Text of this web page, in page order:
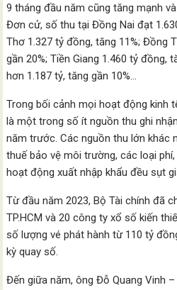
9 tháng đầu năm cũng tăng mạnh
Đơn cử, số thu tại Đồng Nai đạt
Thơ 1.327 tỷ đồng, tăng 11%; Đồng
gần 20%; Tiền Giang 1.460 tỷ đồng,
hơn 1.187 tỷ, tăng gần 10%…
Trong bối cảnh mọi hoạt động kinh
là một trong số ít nguồn thu ghi
năm trước. Các nguồn thu lớn khác
thuế bảo vệ môi trường, các loại
hoạt động xuất nhập khẩu đều sụt
Từ đầu năm 2023, Bộ Tài chính đã
TP.HCM và 20 công ty xổ số kiến
số lượng vé phát hành từ 110 tỷ
kỳ quay số.
Đến giữa năm, ông Đỗ Quang Vinh